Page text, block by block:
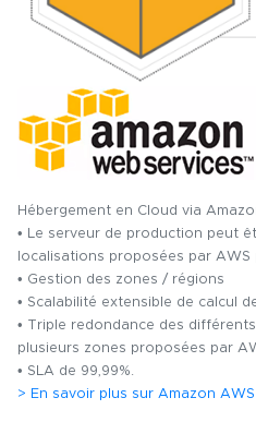
Hébergement en Cloud via
• Le serveur de production peut
localisations proposées par
• Gestion des zones / régions
• Scalabilité extensible de calcul
• Triple redondance des
plusieurs zones proposées par
• SLA de 99,99%.
> En savoir plus sur Amazon AWS